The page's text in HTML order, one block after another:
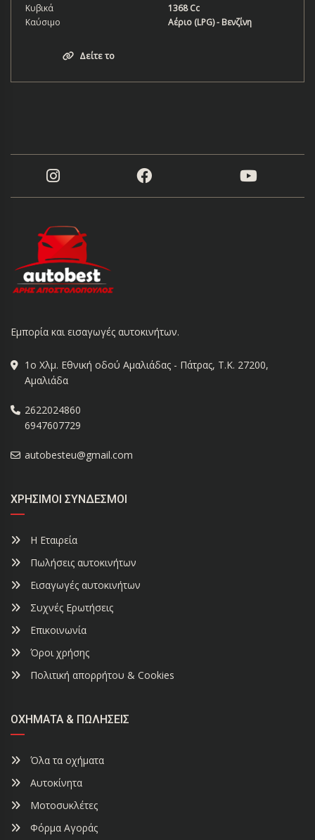
Κυβικά
1368 Cc
Καύσιμο
Αέριο (LPG) - Βενζίνη
Δείτε το
Εμπορία και εισαγωγές αυτοκινήτων.
1ο Χλμ. Εθνική οδού Αμαλιάδας - Πάτρας, Τ.Κ. 27200,
Αμαλιάδα
2622024860
6947607729
autobesteu@gmail.com
ΧΡΉΣΙΜΟΙ ΣΎΝΔΕΣΜΟΙ
Η Εταιρεία
Πωλήσεις αυτοκινήτων
Εισαγωγές αυτοκινήτων
Συχνές Ερωτήσεις
Επικοινωνία
Όροι χρήσης
Πολιτική απορρήτου & Cookies
ΟΧΉΜΑΤΑ & ΠΩΛΉΣΕΙΣ
Όλα τα οχήματα
Αυτοκίνητα
Μοτοσυκλέτες
Φόρμα Αγοράς